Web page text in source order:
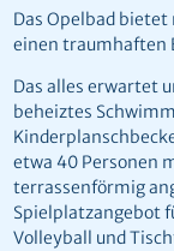
Das Opelbad bietet
einen traumhaften
Das alles erwartet
beheiztes
etwa 40 Personen
terrassenförmig
Spielplatzangebot
Volleyball und